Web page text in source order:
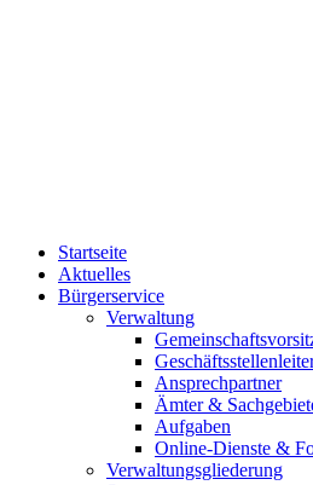
Startseite
Aktuelles
Bürgerservice
Verwaltung
Ansprechpartner
Ämter &
Aufgaben
Online-Dienste &
Verwaltungsgliederung